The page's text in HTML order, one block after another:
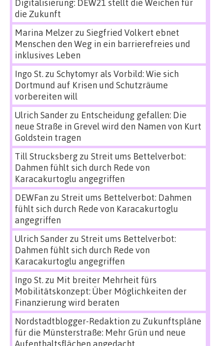
Digitalisierung: DEW21 stellt die Weichen für
die Zukunft
Marina Melzerzu Siegfried Volkert ebnet
Menschen den Weg in ein barrierefreies und
inklusives Leben
Ingo St.zu Schytomyr als Vorbild: Wie sich
Dortmund auf Krisen und Schutzräume
vorbereiten will
Ulrich Sanderzu Entscheidung gefallen: Die
neue Straße in Grevel wird den Namen von Kurt
Goldstein tragen
Till Strucksbergzu Streit ums Bettelverbot:
Dahmen fühlt sich durch Rede von
Karacakurtoglu angegriffen
DEWFan zu Streit ums Bettelverbot: Dahmen
fühlt sich durch Rede von Karacakurtoglu
angegriffen
Ulrich Sanderzu Streit ums Bettelverbot:
Dahmen fühlt sich durch Rede von
Karacakurtoglu angegriffen
Ingo St.zu Mit breiter Mehrheit fürs
Mobilitätskonzept: Über Möglichkeiten der
Finanzierung wird beraten
Nordstadtblogger-Redaktion zu Zukunftspläne
für die Münsterstraße: Mehr Grün und neue
Aufenthaltsflächen angedacht